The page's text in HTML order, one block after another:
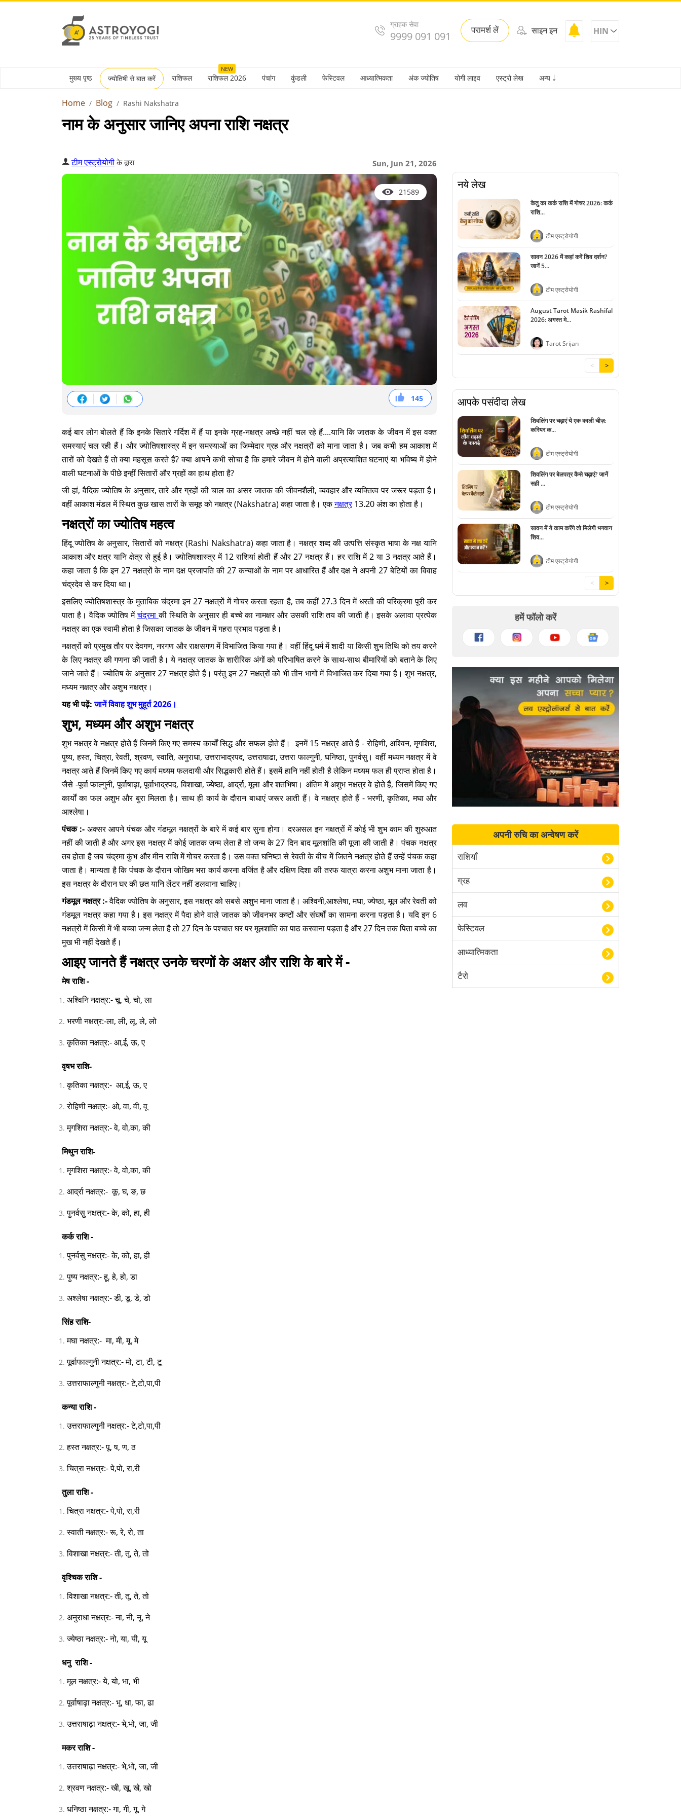
ग्राहक सेवा
9999 091 091 परामर्श लें साइन इन HIN
मुख्य पृष्ठ ज्योतिषी से बात करें राशिफल
NEW
राशिफल 2026 पंचांग कुंडली फेस्टिवल आध्यात्मिकता अंक ज्योतिष योगी लाइव एस्ट्रो लेख अन्य ￬
Home Blog Rashi Nakshatra
नाम के अनुसार जानिए अपना राशि नक्षत्र
Sun, Jun 21, 2026
टीम एस्ट्रोयोगीके द्वारा
21589
145
68
36
41
कई बार लोग बोलते हैं कि इनके सितारे गर्दिश में हैं या इनके ग्रह-नक्षत्र अच्छे नहीं चल रहे हैं....यानि कि जातक के जीवन में इस वक्त
समस्याएं चल रही हैं। और ज्योतिषशास्त्र में इन समस्याओं का जिम्मेदार ग्रह और नक्षत्रों को माना जाता है। जब कभी हम आकाश में
तारों को देखते हैं तो क्या महसूस करते हैं? क्या आपने कभी सोचा है कि हमारे जीवन में होने वाली अप्रत्याशित घटनाएं या भविष्य में होने
वाली घटनाओं के पीछे इन्हीं सितारों और ग्रहों का हाथ होता है?
जी हां, वैदिक ज्योतिष के अनुसार, तारे और ग्रहों की चाल का असर जातक की जीवनशैली, व्यवहार और व्यक्तित्व पर जरूर पड़ता है।
वहीं आकाश मंडल में स्थित कुछ खास तारों के समूह को नक्षत्र (Nakshatra) कहा जाता है। एकनक्षत्र13.20 अंश का होता है।
नक्षत्रों का ज्योतिष महत्व
हिंदू ज्योतिष के अनुसार, सितारों को नक्षत्र (Rashi Nakshatra) कहा जाता है। नक्षत्र शब्द की उत्पत्ति संस्कृत भाषा के नक्ष यानि
आकाश और क्षत्र यानि क्षेत्र से हुई है। ज्योतिषशास्त्र में 12 राशियां होती हैं और 27 नक्षत्र हैं। हर राशि में 2 या 3 नक्षत्र आते हैं।
कहा जाता है कि इन 27 नक्षत्रों के नाम दक्ष प्रजापति की 27 कन्याओं के नाम पर आधारित हैं और दक्ष ने अपनी 27 बेटियों का विवाह
चंद्रदेव से कर दिया था।
इसलिए ज्योतिषशास्त्र के मुताबिक चंद्रमा इन 27 नक्षत्रों में गोचर करता रहता है, तब कहीं 27.3 दिन में धरती की परिक्रमा पूरी कर
पाता है। वैदिक ज्योतिष मेंचंद्रमाकी स्थिति के अनुसार ही बच्चे का नामक्षर और उसकी राशि तय की जाती है। इसके अलावा प्रत्येक
नक्षत्र का एक स्वामी होता है जिसका जातक के जीवन में गहरा प्रभाव पड़ता है।
नक्षत्रों को प्रमुख तौर पर देवगण, नरगण और राक्षसगण में विभाजित किया गया है। वहीं हिंदू धर्म में शादी या किसी शुभ तिथि को तय करने
के लिए नक्षत्र की गणना की जाती है। ये नक्षत्र जातक के शारीरिक अंगों को परिभाषित करने के साथ-साथ बीमारियों को बताने के लिए
जाने जाते हैं। ज्योतिष के अनुसार 27 नक्षत्र होते हैं। परंतु इन 27 नक्षत्रों को भी तीन भागों में विभाजित कर दिया गया है। शुभ नक्षत्र,
मध्यम नक्षत्र और अशुभ नक्षत्र।
यह भी पढ़ें:जानें विवाह शुभ मुहूर्त 2026।
शुभ, मध्यम और अशुभ नक्षत्र
शुभ नक्षत्र वे नक्षत्र होते हैं जिनमें किए गए समस्य कार्यों सिद्ध और सफल होते हैं। इनमें 15 नक्षत्र आते हैं - रोहिणी, अश्विन, मृगशिरा,
पुष्य, हस्त, चित्रा, रेवती, श्रवण, स्वाति, अनुराधा, उत्तराभाद्रपद, उत्तराषाढा, उत्तरा फाल्गुनी, घनिष्ठा, पुनर्वसु। वहीं मध्यम नक्षत्र में वे
नक्षत्र आते हैं जिनमें किए गए कार्य मध्यम फलदायी और सिद्धकारी होते हैं। इसमें हानि नहीं होती है लेकिन मध्यम फल ही प्राप्त होता है।
जैसे -पूर्वा फाल्गुनी, पूर्वाषाढ़ा, पूर्वाभाद्रपद, विशाखा, ज्येष्ठा, आर्द्रा, मूला और शतभिषा। अंतिम में अशुभ नक्षत्र वे होते हैं, जिसमें किए गए
कार्यों का फल अशुभ और बुरा मिलता है। साथ ही कार्य के दौरान बाधाएं जरूर आती हैं। वे नक्षत्र होते हैं - भरणी, कृतिका, मघा और
आश्लेषा।
पंचक :- अक्सर आपने पंचक और गंडमूल नक्षत्रों के बारे में कई बार सुना होगा। दरअसल इन नक्षत्रों में कोई भी शुभ काम की शुरुआत
नहीं की जाती है और अगर इस नक्षत्र में कोई जातक जन्म लेता है तो जन्म के 27 दिन बाद मूलशांति की पूजा की जाती है। पंचक नक्षत्र
तब होता है जब चंद्रमा कुंभ और मीन राशि में गोचर करता है। उस वक्त घनिष्टा से रेवती के बीच में जितने नक्षत्र होते हैं उन्हें पंचक कहा
जाता है। मान्यता है कि पंचक के दौरान जोखिम भरा कार्य करना वर्जित है और दक्षिण दिशा की तरफ यात्रा करना अशुभ माना जाता है।
इस नक्षत्र के दौरान घर की छत यानि लेंटर नहीं डलवाना चाहिए।
गंडमूल नक्षत्र :-वैदिक ज्योतिष के अनुसार, इस नक्षत्र को सबसे अशुभ माना जाता है। अश्विनी,आश्लेषा, मघा, ज्येष्ठा, मूल और रेवती को
गंडमूल नक्षत्र कहा गया है। इस नक्षत्र में पैदा होने वाले जातक को जीवनभर कष्टों और संघर्षों का सामना करना पड़ता है। यदि इन 6
नक्षत्रों में किसी में भी बच्चा जन्म लेता है तो 27 दिन के पश्चात घर पर मूलशांति का पाठ करवाना पड़ता है और 27 दिन तक पिता बच्चे का
मुख भी नहीं देखते हैं।
आइए जानते हैं नक्षत्र उनके चरणों के अक्षर और राशि के बारे में -
मेष राशि -
अश्विनि नक्षत्र:- चू, चे, चो, ला
भरणी नक्षत्र:-ला, ली, लू, ले, लो
कृतिका नक्षत्र:- आ,ई, ऊ, ए
वृषभ राशि-
कृतिका नक्षत्र:- आ,ई, ऊ, ए
रोहिणी नक्षत्र:- ओ, वा, वी, वू
मृगशिरा नक्षत्र:- वे, वो,का, की
मिथुन राशि-
मृगशिरा नक्षत्र:- वे, वो,का, की
आर्द्रा नक्षत्र:- कू, घ, ङ, छ
पुनर्वसु नक्षत्र:- के, को, हा, ही
कर्क राशि -
पुनर्वसु नक्षत्र:- के, को, हा, ही
पुष्य नक्षत्र:- हू, हे, हो, डा
अश्लेषा नक्षत्र:- डी, डू, डे, डो
सिंह राशि-
मघा नक्षत्र:- मा, मी, मू, मे
पूर्वाफाल्गुनी नक्षत्र:- मो, टा, टी, टू
उत्तराफाल्गुनी नक्षत्र:- टे,टो,पा,पी
कन्या राशि -
उत्तराफाल्गुनी नक्षत्र:- टे,टो,पा,पी
हस्त नक्षत्र:- पू, ष, ण, ठ
चित्रा नक्षत्र:- पे,पो, रा,री
तुला राशि -
चित्रा नक्षत्र:- पे,पो, रा,री
स्वाती नक्षत्र:- रू, रे, रो, ता
विशाखा नक्षत्र:- ती, तू, ते, तो
वृश्चिक राशि -
विशाखा नक्षत्र:- ती, तू, ते, तो
अनुराधा नक्षत्र:- ना, नी, नू, ने
ज्येष्ठा नक्षत्र:- नो, या, यी, यू
धनु राशि -
मूल नक्षत्र:- ये, यो, भा, भी
पूर्वाषाढ़ा नक्षत्र:- भू, धा, फा, ढा
उत्तराषाढ़ा नक्षत्र:- भे,भो, जा, जी
मकर राशि -
उत्तराषाढ़ा नक्षत्र:- भे,भो, जा, जी
श्रवण नक्षत्र:- खी, खू, खे, खो
धनिष्ठा नक्षत्र:- गा, गी, गू, गे
नये लेख
केतु का कर्क राशि में गोचर 2026: कर्क
राशि...
टीम एस्ट्रोयोगी
सावन 2026 में कहां करें शिव दर्शन?
जानें 5...
टीम एस्ट्रोयोगी
August Tarot Masik Rashifal
2026: अगस्त मे...
Tarot Srijan
< >
आपके पसंदीदा लेख
शिवलिंग पर चढ़ाएं ये एक काली चीज़:
करियर क...
टीम एस्ट्रोयोगी
शिवलिंग पर बेलपत्र कैसे चढ़ाएं? जानें
सही ...
टीम एस्ट्रोयोगी
सावन में ये काम करेंगे तो मिलेगी भगवान
शिव...
टीम एस्ट्रोयोगी
< >
हमें फॉलो करें
अपनी रुचि का अन्वेषण करें
राशियाँ
ग्रह
लव
फेस्टिवल
आध्यात्मिकता
टैरो